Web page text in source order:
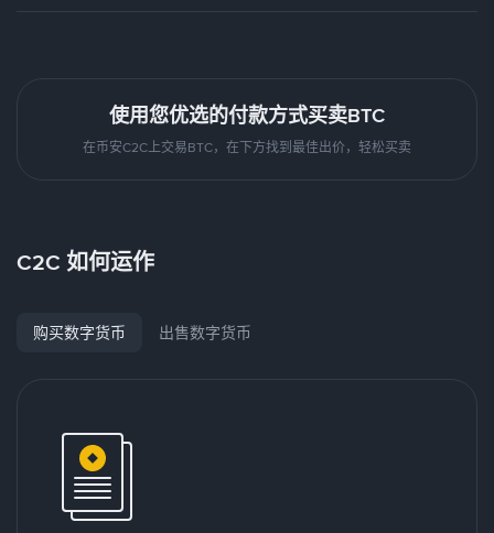
使用您优选的付款方式买卖BTC
在币安C2C上交易BTC，在下方找到最佳出价，轻松买卖
C2C 如何运作
购买数字货币 出售数字货币